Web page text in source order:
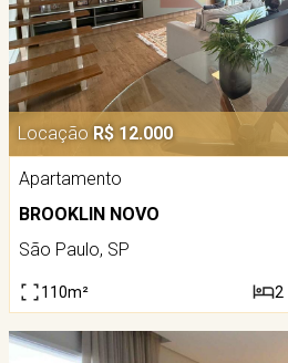
Locação R$ 12.000
Apartamento
BROOKLIN NOVO
São Paulo, SP
110m² 2